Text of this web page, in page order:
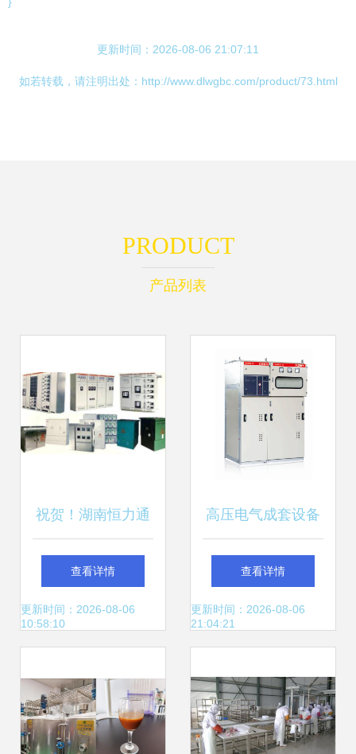
更新时间：2026-08-06 21:07:11
如若转载，请注明出处：http://www.dlwgbc.com/product/73.html
PRODUCT
产品列表
祝贺！湖南恒力通
电气荣获“配电箱十
大品牌”称号
查看详情
更新时间：2026-08-06
10:58:10
高压电气成套设备
——绍兴市大正电
气成套加工产品中
查看详情
更新时间：2026-08-06
21:04:21